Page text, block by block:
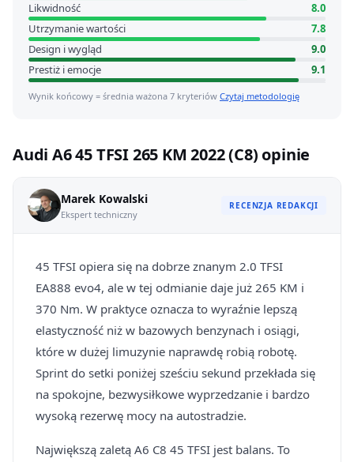
Likwidność
8.0
Utrzymanie wartości
7.8
Design i wygląd
9.0
Prestiż i emocje
9.1
Wynik końcowy = średnia ważona 7 kryteriów Czytaj metodologię
Audi A6 45 TFSI 265 KM 2022 (C8) opinie
Marek Kowalski
Ekspert techniczny
RECENZJA REDAKCJI
45 TFSI opiera się na dobrze znanym 2.0 TFSI
EA888 evo4, ale w tej odmianie daje już 265 KM i
370 Nm. W praktyce oznacza to wyraźnie lepszą
elastyczność niż w bazowych benzynach i osiągi,
które w dużej limuzynie naprawdę robią robotę.
Sprint do setki poniżej sześciu sekund przekłada się
na spokojne, bezwysiłkowe wyprzedzanie i bardzo
wysoką rezerwę mocy na autostradzie.
Największą zaletą A6 C8 45 TFSI jest balans. To